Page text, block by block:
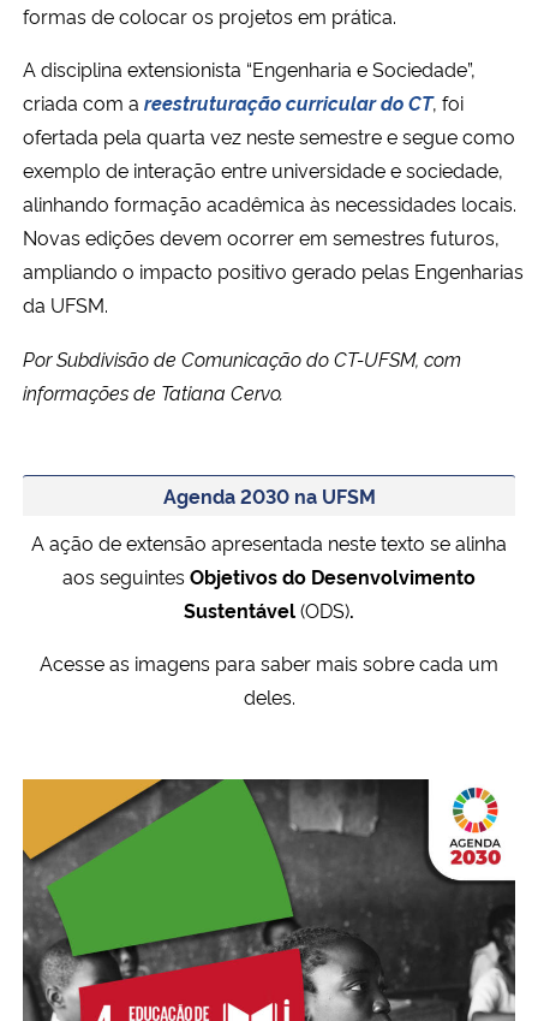
formas de colocar os projetos em prática.
A disciplina extensionista “Engenharia e Sociedade”,
criada com a reestruturação curricular do CT, foi
ofertada pela quarta vez neste semestre e segue como
exemplo de interação entre universidade e sociedade,
alinhando formação acadêmica às necessidades locais.
Novas edições devem ocorrer em semestres futuros,
ampliando o impacto positivo gerado pelas Engenharias
da UFSM.
Por Subdivisão de Comunicação do CT-UFSM, com
informações de Tatiana Cervo.
Agenda 2030 na UFSM
A ação de extensão apresentada neste texto se alinha
aos seguintesObjetivos do Desenvolvimento
Sustentável(ODS).
Acesse as imagens para saber mais sobre cada um
deles.